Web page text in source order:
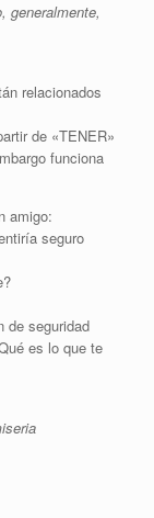
generalmente,
relacionados
de «TENER»
funciona
amigo:
seguro
de seguridad
es lo que te